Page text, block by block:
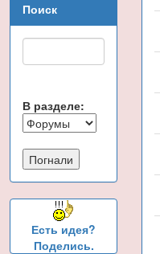
Поиск
В разделе:
Есть идея?
Поделись.